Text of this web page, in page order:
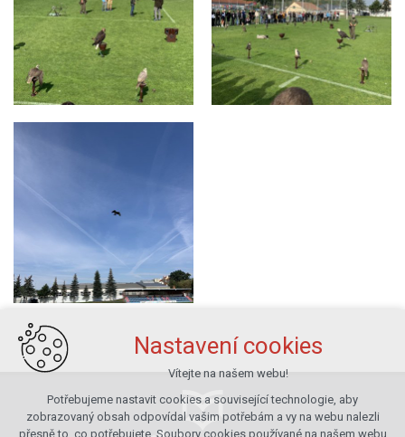
Nastavení cookies
Vítejte na našem webu!
Potřebujeme nastavit cookies a související technologie, aby
zobrazovaný obsah odpovídal vašim potřebám a vy na webu nalezli
přesně to, co potřebujete. Soubory cookies používané na našem webu